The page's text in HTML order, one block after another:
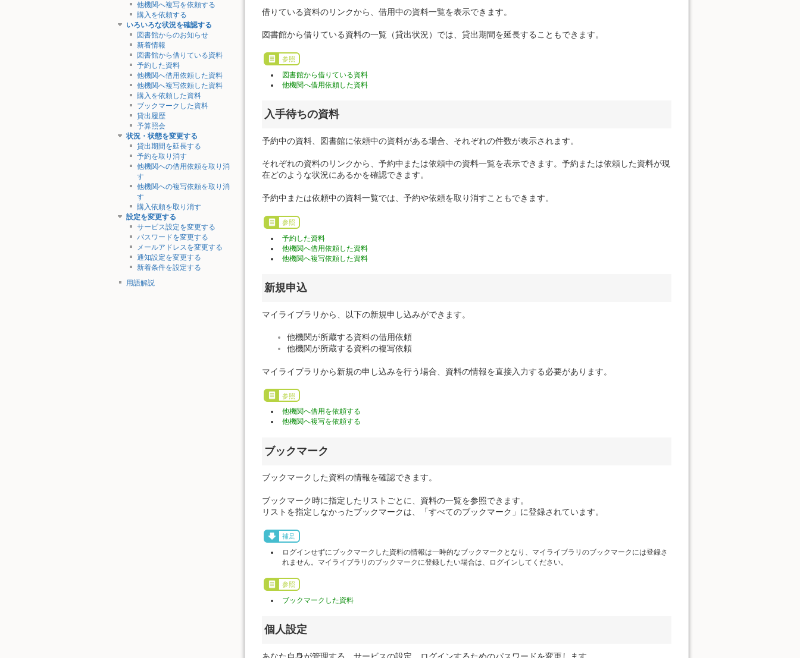
他機関へ複写を依頼する
購入を依頼する
いろいろな状況を確認する
図書館からのお知らせ
新着情報
図書館から借りている資料
予約した資料
他機関へ借用依頼した資料
他機関へ複写依頼した資料
購入を依頼した資料
ブックマークした資料
貸出履歴
予算照会
状況・状態を変更する
貸出期間を延長する
予約を取り消す
他機関への借用依頼を取り消
す
他機関への複写依頼を取り消
す
購入依頼を取り消す
設定を変更する
サービス設定を変更する
パスワードを変更する
メールアドレスを変更する
通知設定を変更する
新着条件を設定する
用語解説
借りている資料のリンクから、借用中の資料一覧を表示できます。
図書館から借りている資料の一覧（貸出状況）では、貸出期間を延長することもできます。
参照
図書館から借りている資料
他機関へ借用依頼した資料
入手待ちの資料
予約中の資料、図書館に依頼中の資料がある場合、それぞれの件数が表示されます。
それぞれの資料のリンクから、予約中または依頼中の資料一覧を表示できます。予約または依頼した資料が現
在どのような状況にあるかを確認できます。
予約中または依頼中の資料一覧では、予約や依頼を取り消すこともできます。
参照
予約した資料
他機関へ借用依頼した資料
他機関へ複写依頼した資料
新規申込
マイライブラリから、以下の新規申し込みができます。
他機関が所蔵する資料の借用依頼
他機関が所蔵する資料の複写依頼
マイライブラリから新規の申し込みを行う場合、資料の情報を直接入力する必要があります。
参照
他機関へ借用を依頼する
他機関へ複写を依頼する
ブックマーク
ブックマークした資料の情報を確認できます。
ブックマーク時に指定したリストごとに、資料の一覧を参照できます。
リストを指定しなかったブックマークは、「すべてのブックマーク」に登録されています。
補足
ログインせずにブックマークした資料の情報は一時的なブックマークとなり、マイライブラリのブックマークには登録さ
れません。マイライブラリのブックマークに登録したい場合は、ログインしてください。
参照
ブックマークした資料
個人設定